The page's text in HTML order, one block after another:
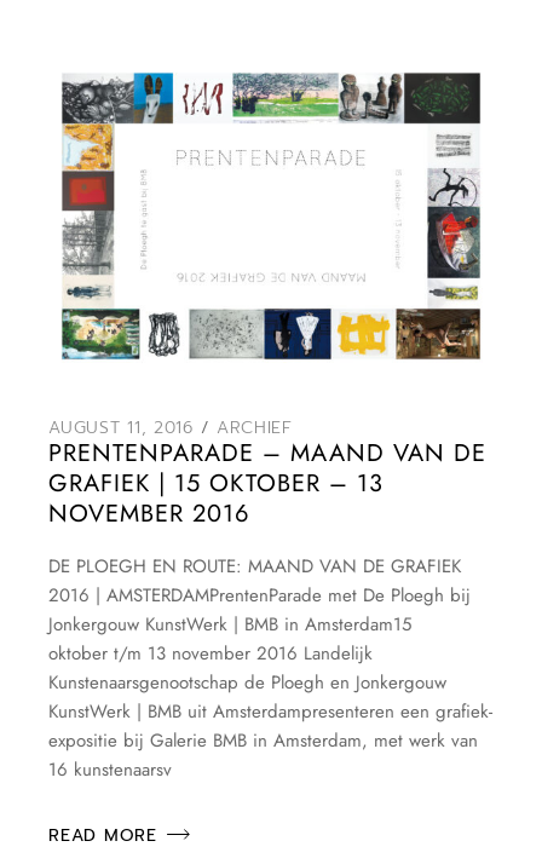
AUGUST 11, 2016 ARCHIEF
PRENTENPARADE – MAAND VAN DE
GRAFIEK | 15 OKTOBER – 13
NOVEMBER 2016
DE PLOEGH EN ROUTE: MAAND VAN DE GRAFIEK
2016 | AMSTERDAMPrentenParade met De Ploegh bij
Jonkergouw KunstWerk | BMB in Amsterdam15
oktober t/m 13 november 2016 Landelijk
Kunstenaarsgenootschap de Ploegh en Jonkergouw
KunstWerk | BMB uit Amsterdampresenteren een grafiek-
expositie bij Galerie BMB in Amsterdam, met werk van
16 kunstenaarsv
READ MORE